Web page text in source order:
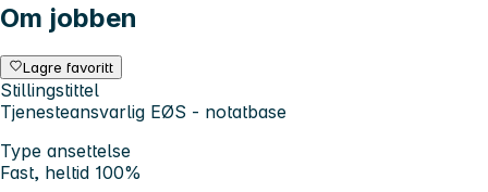
Om jobben
Lagre favoritt
Stillingstittel
Tjenesteansvarlig EØS - notatbase
Type ansettelse
Fast, heltid 100%